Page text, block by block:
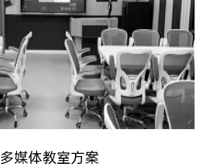
多媒体教室方案